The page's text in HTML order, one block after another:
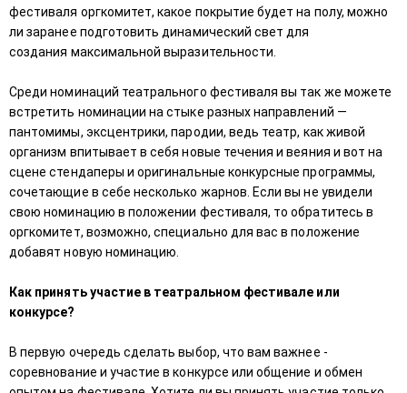
фестиваля оргкомитет, какое покрытие будет на полу, можно
ли заранее подготовить динамический свет для
создания максимальной выразительности.
Среди номинаций театрального фестиваля вы так же можете
встретить номинации на стыке разных направлений —
пантомимы, эксцентрики, пародии, ведь театр, как живой
организм впитывает в себя новые течения и веяния и вот на
сцене стендаперы и оригинальные конкурсные программы,
сочетающие в себе несколько жарнов. Если вы не увидели
свою номинацию в положении фестиваля, то обратитесь в
оргкомитет, возможно, специально для вас в положение
добавят новую номинацию.
Как принять участие в театральном фестивале или
конкурсе?
В первую очередь сделать выбор, что вам важнее -
соревнование и участие в конкурсе или общение и обмен